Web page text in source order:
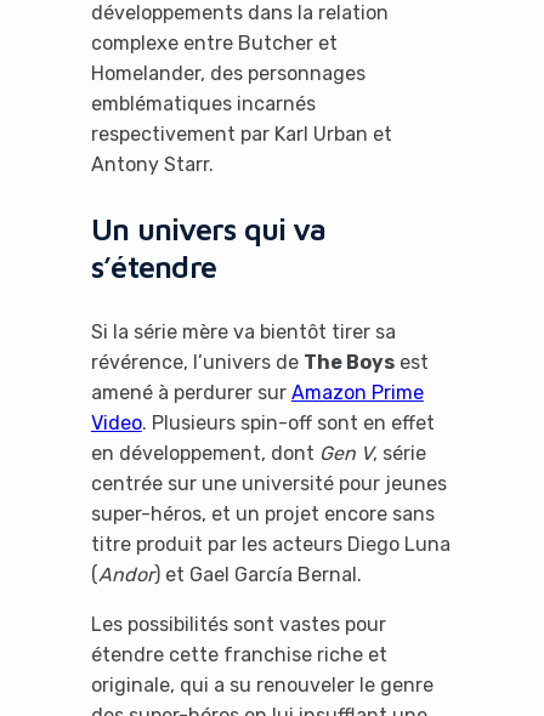
développements dans la relation
complexe entre Butcher et
Homelander, des personnages
emblématiques incarnés
respectivement par Karl Urban et
Antony Starr.
Un univers qui va
s’étendre
Si la série mère va bientôt tirer sa
révérence, l’univers de The Boysest
amené à perdurer sur Amazon Prime
Video. Plusieurs spin-off sont en effet
en développement, dont Gen V, série
centrée sur une université pour jeunes
super-héros, et un projet encore sans
titre produit par les acteurs Diego Luna
(Andor) et Gael García Bernal.
Les possibilités sont vastes pour
étendre cette franchise riche et
originale, qui a su renouveler le genre